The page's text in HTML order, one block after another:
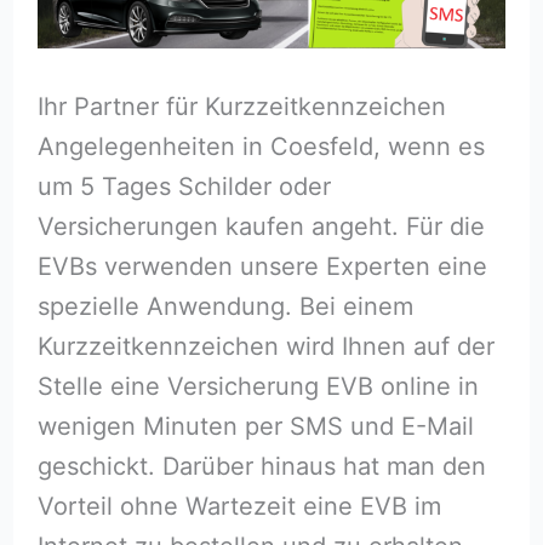
Ihr Partner für Kurzzeitkennzeichen
Angelegenheiten in Coesfeld, wenn es
um 5 Tages Schilder oder
Versicherungen kaufen angeht. Für die
EVBs verwenden unsere Experten eine
spezielle Anwendung. Bei einem
Kurzzeitkennzeichen wird Ihnen auf der
Stelle eine Versicherung EVB online in
wenigen Minuten per SMS und E-Mail
geschickt. Darüber hinaus hat man den
Vorteil ohne Wartezeit eine EVB im